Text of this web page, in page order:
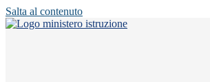
Salta al contenuto